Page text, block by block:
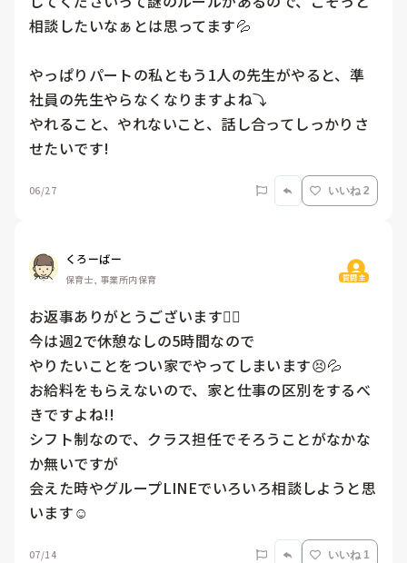
相談したいなぁとは思ってます💦
やっぱりパートの私ともう1人の先生がやると、準
社員の先生やらなくなりますよね⤵︎
やれること、やれないこと、話し合ってしっかりさ
せたいです!
06/27 いいね 2
くろーばー
保育士, 事業所内保育 質問主
お返事ありがとうございます🙇‍♀️
今は週2で休憩なしの5時間なので
やりたいことをつい家でやってしまいます😣💦
お給料をもらえないので、家と仕事の区別をするべ
きですよね!!
シフト制なので、クラス担任でそろうことがなかな
か無いですが
会えた時やグループLINEでいろいろ相談しようと思
います☺️
07/14 いいね 1